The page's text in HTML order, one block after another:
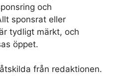
och
sponsrat eller
tydligt märkt, och
öppet.
från redaktionen.